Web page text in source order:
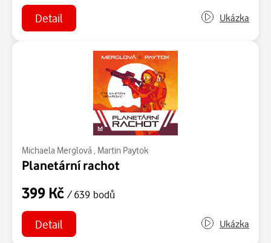
Detail Ukázka
Michaela Merglová Martin Paytok
Planetární rachot
399 Kč / 639 bodů
Detail Ukázka